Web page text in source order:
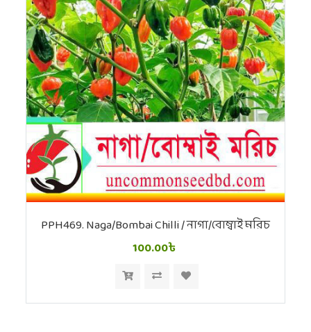
PPH469. Naga/Bombai Chilli / নাগা/বোম্বাই মরিচ
100.00৳